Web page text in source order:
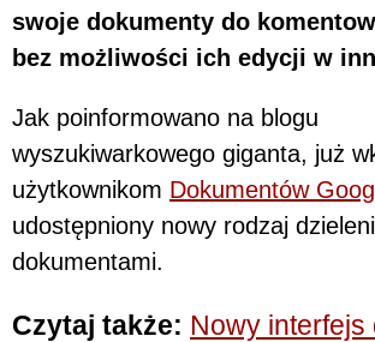
swoje dokumenty do
bez możliwości ich edycji w
Jak poinformowano na blogu
wyszukiwarkowego giganta, już
użytkownikom Dokumentów
udostępniony nowy rodzaj
dokumentami.
Czytaj także: Nowy interfejs